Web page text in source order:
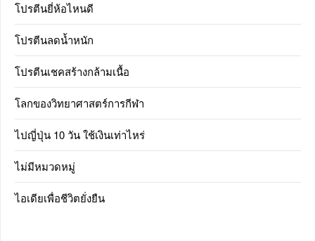
โปรตีนยี่ห้อไหนดี
โปรตีนลดน้ำหนัก
โปรตีนเชคสร้างกล้ามเนื้อ
โลกของวิทยาศาสตร์การกีฬา
ไปญี่ปุ่น 10 วัน ใช้เงินเท่าไหร่
ไม่มีหมวดหมู่
ไอเดียเพื่อชีวิตยั่งยืน